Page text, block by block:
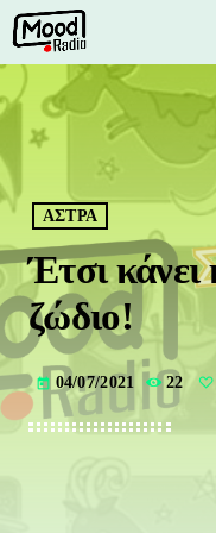
BLOG
TEAM
CHAT
ΚΑΤΗΓΟΡΙΕΣ
ΑΣΤΡΑ
Έτσι κάνει
ζώδιο!
today 04/07/2021 22